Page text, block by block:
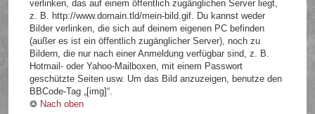
verlinken, das auf einem öffentlich zugänglichen Server liegt,
z. B. http://www.domain.tld/mein-bild.gif. Du kannst weder
Bilder verlinken, die sich auf deinem eigenen PC befinden
(außer es ist ein öffentlich zugänglicher Server), noch zu
Bildern, die nur nach einer Anmeldung verfügbar sind, z. B.
Hotmail- oder Yahoo-Mailboxen, mit einem Passwort
geschützte Seiten usw. Um das Bild anzuzeigen, benutze den
BBCode-Tag „[img]“.
Nach oben